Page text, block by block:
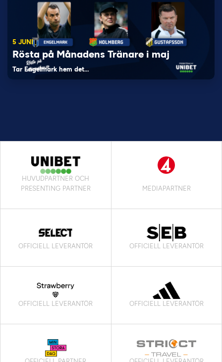
5 JUNI
Rösta på Månadens Tränare i maj
Tar Engelmark hem det…
HUVUDPARTNER OCH
PRESENTING PARTNER
MEDIAPARTNER
OFFICIELL LEVERANTÖR OFFICIELL LEVERANTÖR
OFFICIELL LEVERANTÖR OFFICIELL LEVERANTÖR